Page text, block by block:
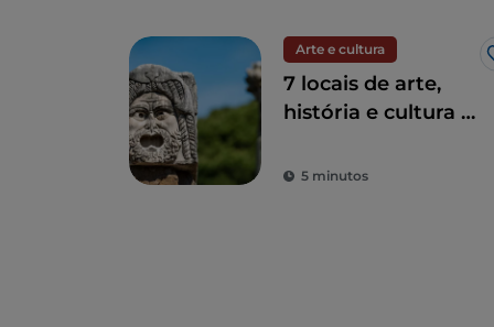
Arte e cultura
7 locais de arte,
história e cultura a
5 minutos